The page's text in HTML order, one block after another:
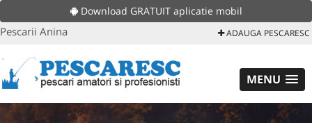
Download GRATUIT aplicatie mobil
Pescarii Anina ADAUGA PESCARESC
MENU